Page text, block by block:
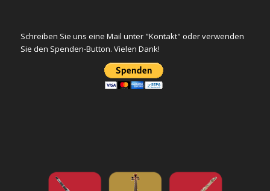
Schreiben Sie uns eine Mail unter "Kontakt" oder verwenden
Sie den Spenden-Button. Vielen Dank!